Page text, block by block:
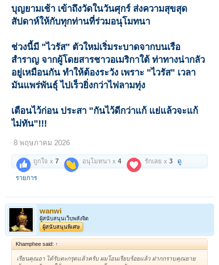
บุญยามเช้า เข้าถึงวัดในวันศุกร์ ส่งความสุขสุด
สัปดาห์ให้กับทุกท่านที่ร่วมอนุโมทนา
ช่วงนี้มี "ไวรัส" ตัวใหม่เริ่มระบาดจากบนเรือ
สำราญ จากผู้โดยสารชาวอเมริกาใต้ ท่าทางน่ากลัว
อยู่เหมือนกัน ทำให้ต้องระวัง เพราะ "ไวรัส" เวลา
มันแพร่พันธุ์ ไปเร็วยิ่งกว่าไฟลามทุ่ง
เตือนไว้ก่อน ประสา "กันไว้ดีกว่าแก้ แย่แล้วจะแก้
ไม่ทัน"!!!
8 พฤษภาคม 2026
ถูกใจ x7 อนุโมทนา x4 รักเลย x3 ดู
รายการ
wanwi
ผู้สนับสนุนเว็บพลังจิต
ผู้สนับสนุนพิเศษ
Khamphee said: ↑
เรียนคุณอา ได้รับตะกรุดแล้วครับ ผมโอนเรียบร้อยแล้ว ฝากกราบคุณยาย